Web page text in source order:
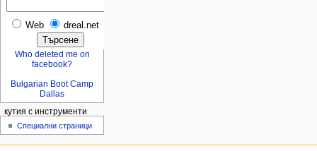
Web dreal.net
Who deleted me on
facebook?
Bulgarian Boot Camp
Dallas
кутия с инструменти
Специални страници